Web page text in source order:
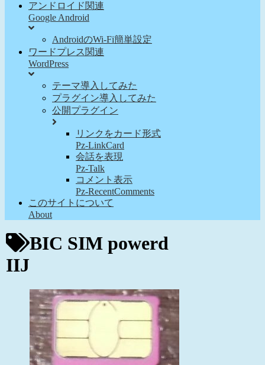
アンドロイド関連
Google Android
AndroidのWi-Fi簡単設定
ワードプレス関連
WordPress
テーマ導入してみた
プラグイン導入してみた
公開プラグイン
リンクをカード形式
Pz-LinkCard
会話を表現
Pz-Talk
コメント表示
Pz-RecentComments
このサイトについて
About
BIC SIM powerd
IIJ